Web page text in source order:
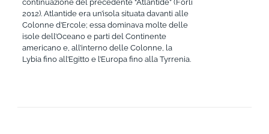
continuazione del precedente “Atlantide” (Forlì
2012). Atlantide era un’isola situata davanti alle
Colonne d’Ercole; essa dominava molte delle
isole dell’Oceano e parti del Continente
americano e, all’interno delle Colonne, la
Lybia fino all’Egitto e l’Europa fino alla Tyrrenia.